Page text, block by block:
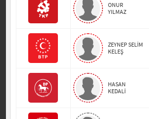
ONUR
YILMAZ
ZEYNEP SELİM
KELEŞ
HASAN
KEDALİ